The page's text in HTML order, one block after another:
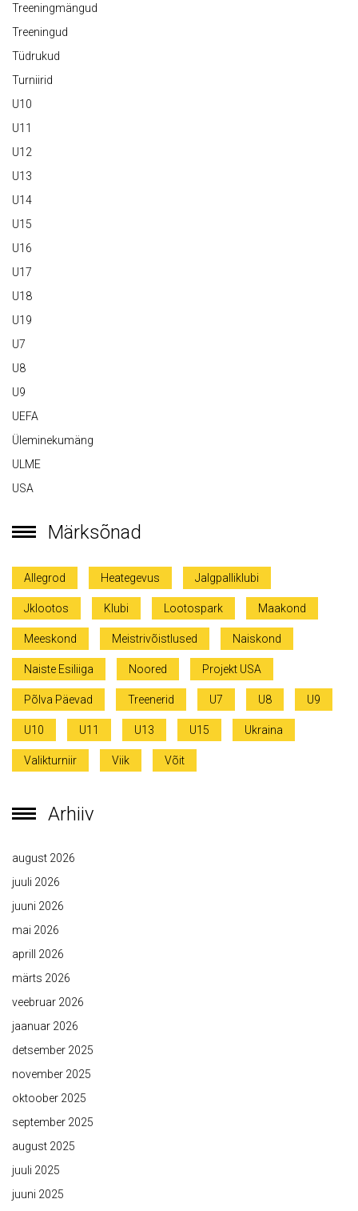
Treeningmängud
Treeningud
Tüdrukud
Turniirid
U10
U11
U12
U13
U14
U15
U16
U17
U18
U19
U7
U8
U9
UEFA
Üleminekumäng
ULME
USA
Märksõnad
Allegrod Heategevus Jalgpalliklubi
Jklootos Klubi Lootospark Maakond
Meeskond Meistrivõistlused Naiskond
Naiste Esiliiga Noored Projekt USA
Põlva Päevad Treenerid U7 U8 U9
U10 U11 U13 U15 Ukraina
Valikturniir Viik Võit
Arhiiv
august 2026
juuli 2026
juuni 2026
mai 2026
aprill 2026
märts 2026
veebruar 2026
jaanuar 2026
detsember 2025
november 2025
oktoober 2025
september 2025
august 2025
juuli 2025
juuni 2025